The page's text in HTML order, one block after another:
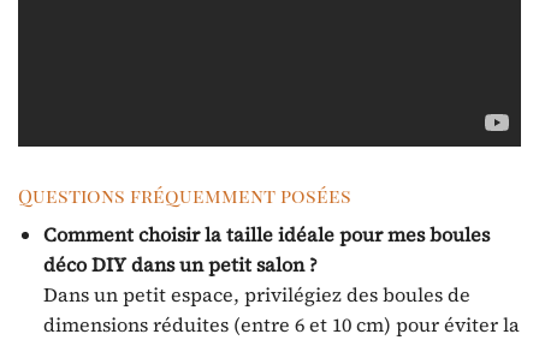
Questions fréquemment posées
Comment choisir la taille idéale pour mes boules
déco DIY dans un petit salon ?
Dans un petit espace, privilégiez des boules de
dimensions réduites (entre 6 et 10 cm) pour éviter la